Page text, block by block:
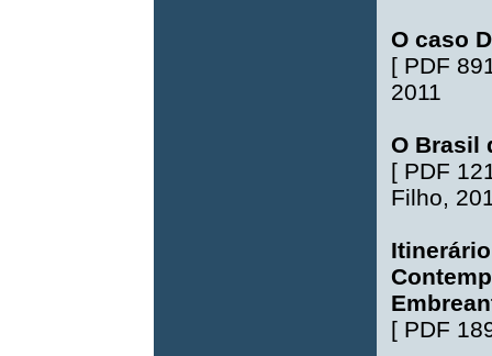
O caso
[ PDF
2011
O Brasil
[ PDF
Filho,
[ PDF